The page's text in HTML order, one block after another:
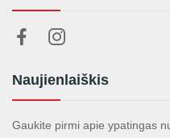
Naujienlaiškis
Gaukite pirmi apie ypatingas